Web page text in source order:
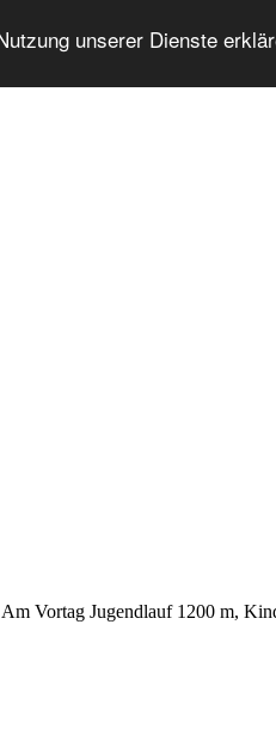
unserer Dienste
Vortag Jugendlauf 1200 m,